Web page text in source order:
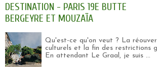
DESTINATION - PARIS 19E BUTTE
BERGEYRE ET MOUZAÏA
Qu'est-ce qu'on veut ? La
culturels et la fin des restrictions
En attendant Le Graal, je suis ...